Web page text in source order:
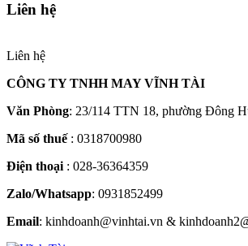
Liên hệ
Liên hệ
CÔNG TY TNHH MAY VĨNH TÀI
Văn Phòng: 23/114 TTN 18, phường Đông
Mã số thuế : 0318700980
Điện thoại : 028-36364359
Zalo/Whatsapp: 0931852499
Email: kinhdoanh@vinhtai.vn &